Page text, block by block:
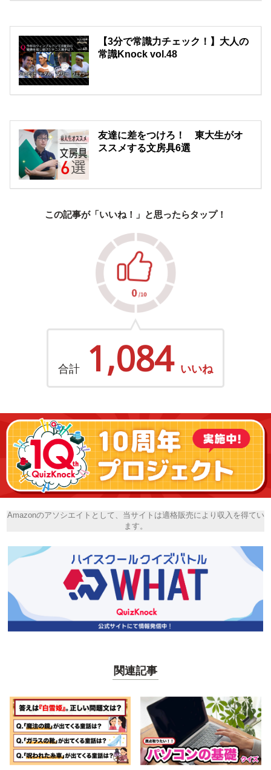
【3分で常識力チェック！】大人の
常識Knock vol.48
友達に差をつけろ！ 東大生がオ
ススメする文房具6選
この記事が「いいね！」と思ったらタップ！
合計 1,084 いいね
Amazonのアソシエイトとして、当サイトは適格販売により収入を得てい
ます。
関連記事